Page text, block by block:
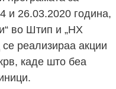
и 26.03.2020 година,
во Штип и „НХ
реализираа акции
каде што беа